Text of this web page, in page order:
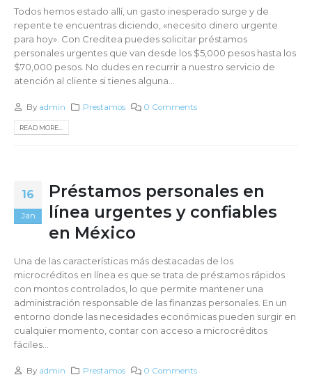
Todos hemos estado allí, un gasto inesperado surge y de
repente te encuentras diciendo, «necesito dinero urgente
para hoy». Con Creditea puedes solicitar préstamos
personales urgentes que van desde los $5,000 pesos hasta los
$70,000 pesos. No dudes en recurrir a nuestro servicio de
atención al cliente si tienes alguna...
By admin Prestamos 0 Comments
READ MORE...
16
Jan
Préstamos personales en
línea urgentes y confiables
en México
Una de las características más destacadas de los
microcréditos en línea es que se trata de préstamos rápidos
con montos controlados, lo que permite mantener una
administración responsable de las finanzas personales. En un
entorno donde las necesidades económicas pueden surgir en
cualquier momento, contar con acceso a microcréditos
fáciles...
By admin Prestamos 0 Comments